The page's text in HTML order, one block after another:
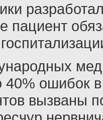
пациент
40% ошибок
вызваны